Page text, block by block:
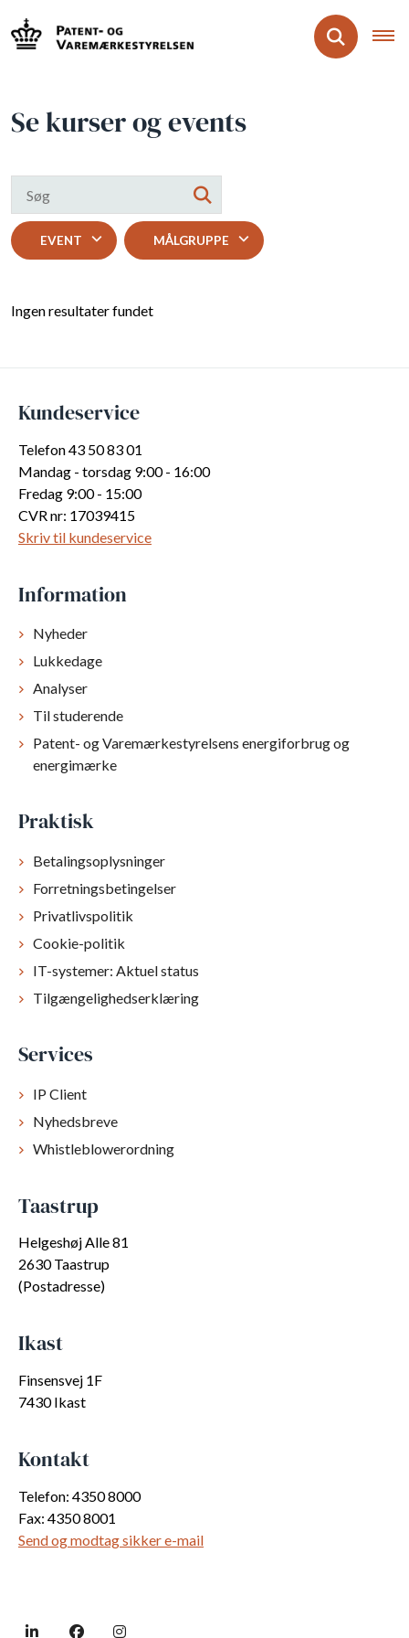
Se kurser og events
EVENT MÅLGRUPPE
Ingen resultater fundet
Kundeservice
Telefon 43 50 83 01
Mandag - torsdag 9:00 - 16:00
Fredag 9:00 - 15:00
CVR nr: 17039415
Skriv til kundeservice
Information
Nyheder
Lukkedage
Analyser
Til studerende
Patent- og Varemærkestyrelsens energiforbrug og
energimærke
Praktisk
Betalingsoplysninger
Forretningsbetingelser
Privatlivspolitik
Cookie-politik
IT-systemer: Aktuel status
Tilgængelighedserklæring
Services
IP Client
Nyhedsbreve
Whistleblowerordning
Taastrup
Helgeshøj Alle 81
2630 Taastrup
(Postadresse)
Ikast
Finsensvej 1F
7430 Ikast
Kontakt
Telefon: 4350 8000
Fax: 4350 8001
Send og modtag sikker e-mail